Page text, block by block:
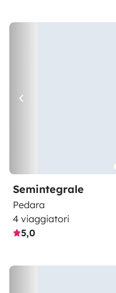
Semintegrale
Pedara
4 viaggiatori
5,0